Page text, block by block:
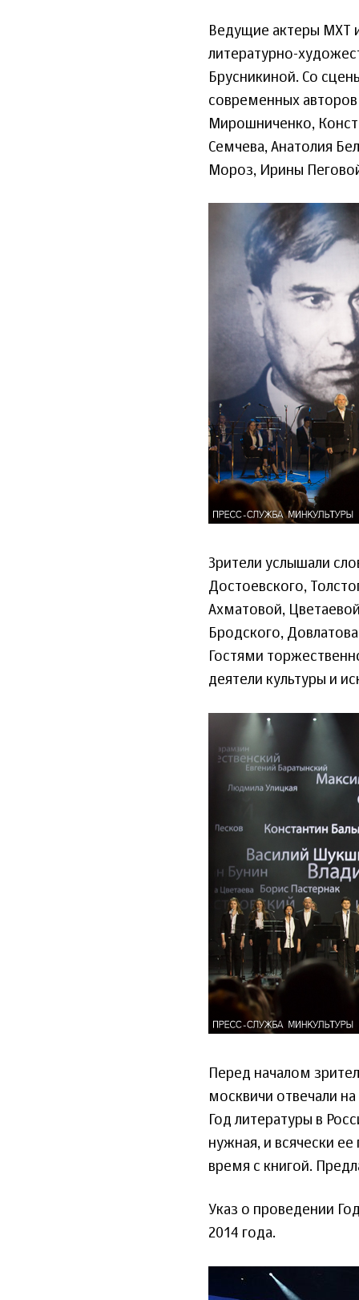
Ведущие актеры МХТ
литературно-
Брусникиной. Со
современных
Мирошниченко,
Семчева, Анатолия
Мороз, Ирины
Зрители услышали
Достоевского,
Ахматовой,
Бродского,
Гостями
деятели культуры и
Перед началом
москвичи отвечали
Год литературы в
нужная, и всячески
время с книгой.
Указ о проведении
2014 года.